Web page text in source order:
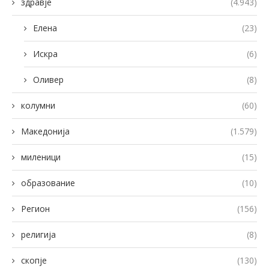
Елена (23)
Искра (6)
Оливер (8)
колумни (60)
Македонија (1.579)
миленици (15)
образование (10)
Регион (156)
религија (8)
скопје (130)